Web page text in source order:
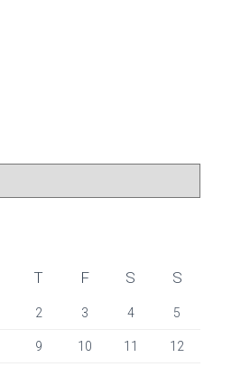
T F S S
2 3 4 5
9 10 11 12